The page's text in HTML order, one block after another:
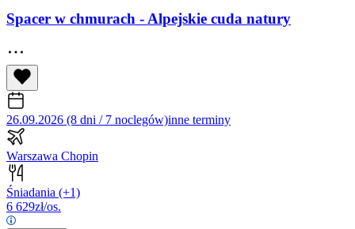
Spacer w chmurach - Alpejskie cuda natury
26.09.2026 (8 dni / 7 noclegów)inne terminy
Warszawa Chopin
Śniadania (+1)
6 629zł/os.